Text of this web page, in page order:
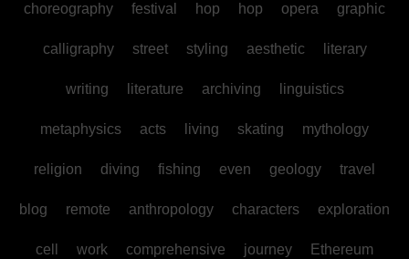
choreography festival hop hop opera graphic
calligraphy street styling aesthetic literary
writing literature archiving linguistics
metaphysics acts living skating mythology
religion diving fishing even geology travel
blog remote anthropology characters exploration
cell work comprehensive journey Ethereum